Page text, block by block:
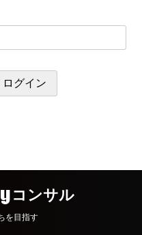
コンサル
を目指す